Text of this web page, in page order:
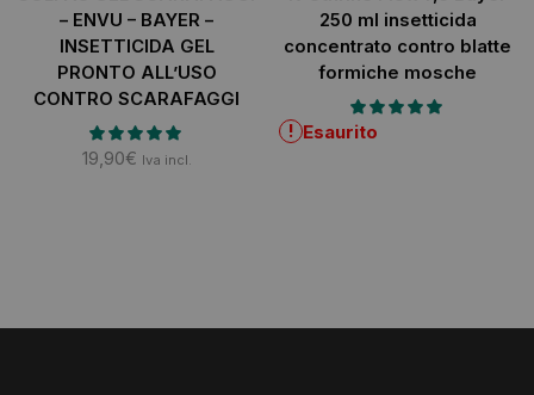
– ENVU – BAYER –
INSETTICIDA GEL
PRONTO ALL’USO
CONTRO SCARAFAGGI
19,90€ Iva incl.
250 ml insetticida
concentrato contro blatte
formiche mosche
! Esaurito